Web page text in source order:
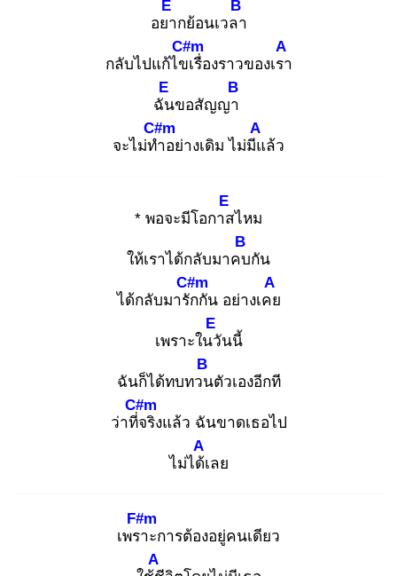
อยา
E
กย้อนเวลา
B
กลับไปแก้ไขเ
C#m
รื่องราวของเรา
A
ฉัน
E
ขอสัญญา
B
จะไม่ทำ
C#m
อย่างเดิม ไม่มีแ
A
ล้ว
* ​พอจะมีโอกาส
E
ไหม
ให้เราได้กลับมาคบ
B
กัน
ได้กลับมารัก
C#m
กัน อย่างเคย
A
เพราะในวั
E
นนี้
ฉันก็ได้ทบทวน
B
ตัวเองอีกที
ว่าที่จ
C#m
ริงแล้ว ฉันขาดเธอไป
ไม่ได้เ
A
ลย
​เพรา
F#m
ะการต้องอยู่คนเดียว
A